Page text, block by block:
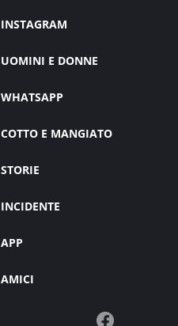
INSTAGRAM
UOMINI E DONNE
WHATSAPP
COTTO E MANGIATO
STORIE
INCIDENTE
APP
AMICI